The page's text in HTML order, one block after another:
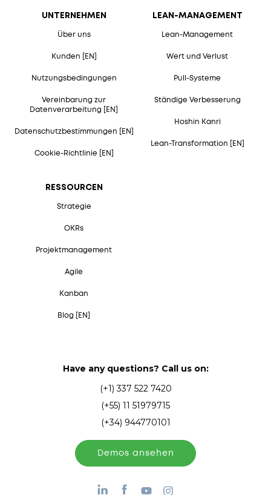
UNTERNEHMEN
Über uns
Kunden [EN]
Nutzungsbedingungen
Vereinbarung zur
Datenverarbeitung [EN]
Datenschutzbestimmungen [EN]
Cookie-Richtlinie [EN]
RESSOURCEN
Strategie
OKRs
Projektmanagement
Agile
Kanban
Blog [EN]
LEAN-MANAGEMENT
Lean-Management
Wert und Verlust
Pull-Systeme
Ständige Verbesserung
Hoshin Kanri
Lean-Transformation [EN]
Have any questions? Call us on:
(+1) 337 522 7420
(+55) 11 51979715
(+34) 944770101
Demos ansehen